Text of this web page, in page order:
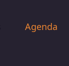
Agenda